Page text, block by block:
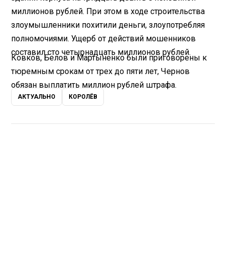
миллионов рублей. При этом в ходе строительства
злоумышленники похитили деньги, злоупотребляя
полномочиями. Ущерб от действий мошенников
составил сто четырнадцать миллионов рублей.
Ковков, Белов и Мартыненко были приговорены к
тюремным срокам от трех до пяти лет, Чернов
обязан выплатить миллион рублей штрафа.
АКТУАЛЬНО КОРОЛЁВ